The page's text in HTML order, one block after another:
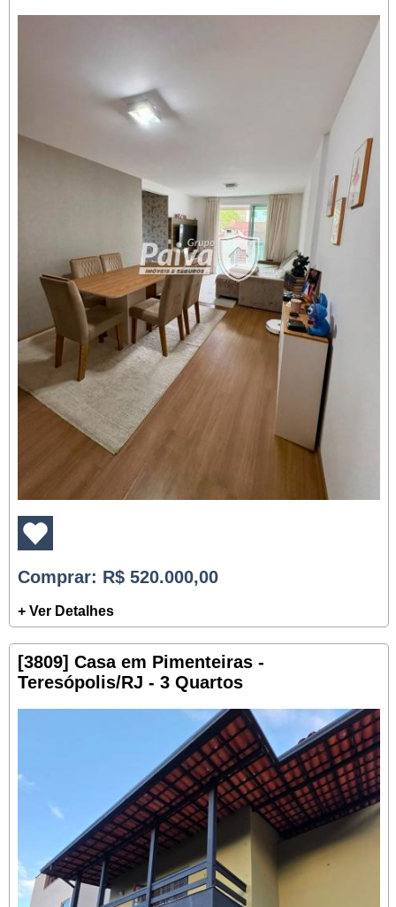
Comprar: R$ 520.000,00
+ Ver Detalhes
[3809] Casa em Pimenteiras -
Teresópolis/RJ - 3 Quartos